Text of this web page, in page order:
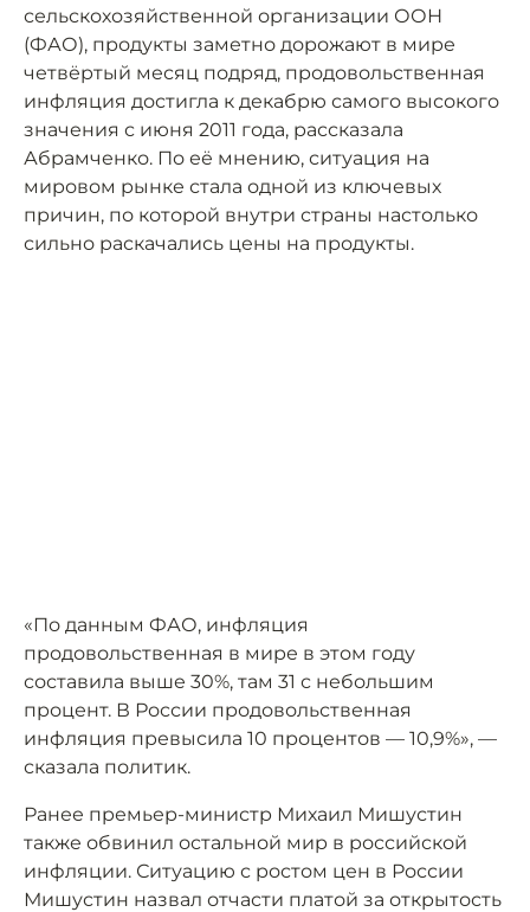
сельскохозяйственной организации ООН
(ФАО), продукты заметно дорожают в мире
четвёртый месяц подряд, продовольственная
инфляция достигла к декабрю самого высокого
значения с июня 2011 года, рассказала
Абрамченко. По её мнению, ситуация на
мировом рынке стала одной из ключевых
причин, по которой внутри страны настолько
сильно раскачались цены на продукты.
«По данным ФАО, инфляция
продовольственная в мире в этом году
составила выше 30%, там 31 с небольшим
процент. В России продовольственная
инфляция превысила 10 процентов — 10,9%», —
сказала политик.
Ранее премьер-министр Михаил Мишустин
также обвинил остальной мир в российской
инфляции. Ситуацию с ростом цен в России
Мишустин назвал отчасти платой за открытость